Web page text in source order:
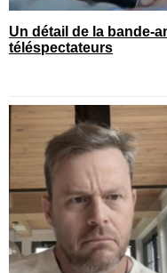
Un détail de la bande-
téléspectateurs